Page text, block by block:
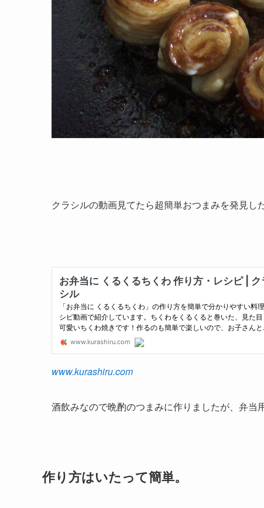
クラシルの動画見てたら超簡単おつまみを発見し
www.kurashiru.com
酒飲みなので晩酌のつまみに作りましたが、弁当
作り方はいたって簡単。